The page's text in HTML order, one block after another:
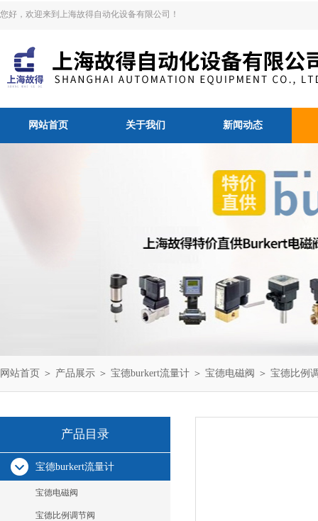
您好，欢迎来到上海故得自动化设备有限公司！
网站首页 关于我们 新闻动态
网站首页 ＞ 产品展示 ＞ 宝德burkert流量计 ＞ 宝德电磁阀 ＞ 宝德比例
产品目录
宝德burkert流量计
宝德电磁阀
宝德比例调节阀